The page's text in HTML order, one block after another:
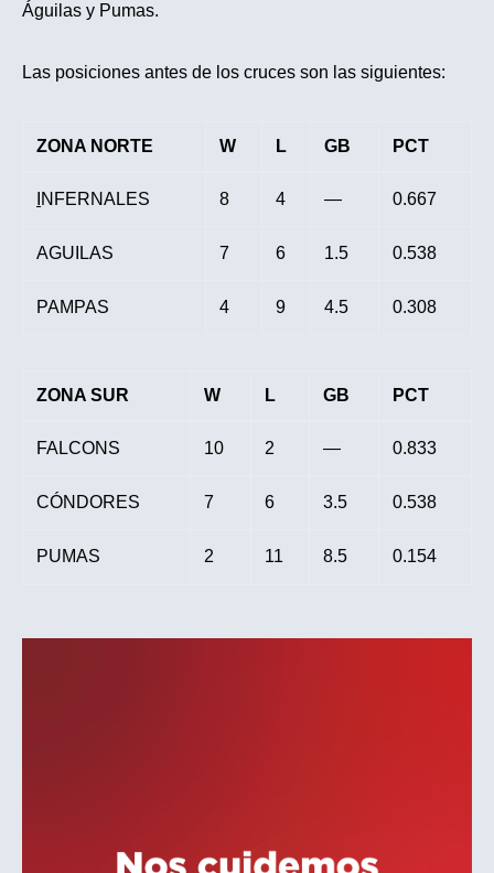
Águilas y Pumas.
Las posiciones antes de los cruces son las siguientes:
ZONA NORTE W L GB PCT
NFERNALES 8 4 — 0.667
AGUILAS 7 6 1.5 0.538
PAMPAS 4 9 4.5 0.308
ZONA SUR W L GB PCT
FALCONS 10 2 — 0.833
CÓNDORES 7 6 3.5 0.538
PUMAS 2 11 8.5 0.154